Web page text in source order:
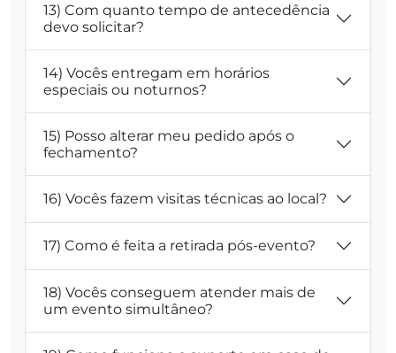
13) Com quanto tempo de antecedência
devo solicitar?
14) Vocês entregam em horários
especiais ou noturnos?
15) Posso alterar meu pedido após o
fechamento?
16) Vocês fazem visitas técnicas ao local?
17) Como é feita a retirada pós-evento?
18) Vocês conseguem atender mais de
um evento simultâneo?